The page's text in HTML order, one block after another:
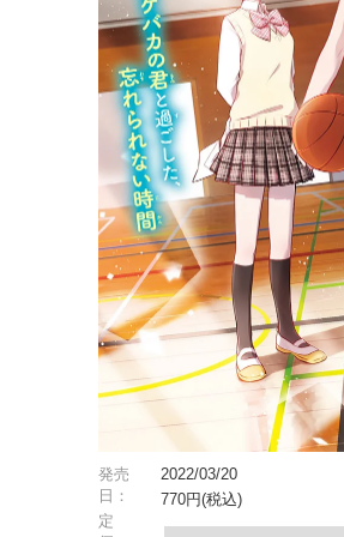
発売
日：
2022/03/20
定
770円(税込)